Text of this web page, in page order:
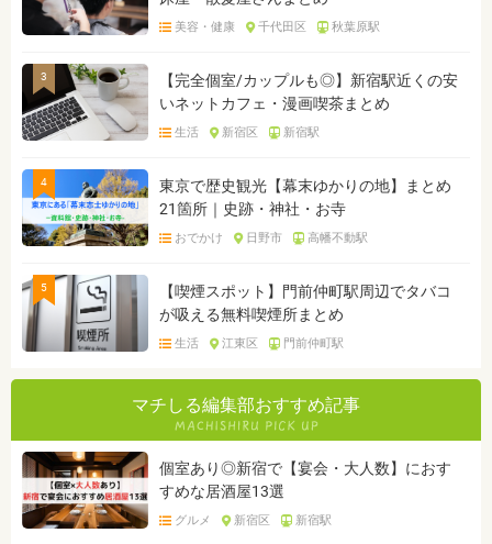
美容・健康 千代田区 秋葉原駅
3
【完全個室/カップルも◎】新宿駅近くの安
いネットカフェ・漫画喫茶まとめ
生活 新宿区 新宿駅
4
東京で歴史観光【幕末ゆかりの地】まとめ
21箇所｜史跡・神社・お寺
おでかけ 日野市 高幡不動駅
5
【喫煙スポット】門前仲町駅周辺でタバコ
が吸える無料喫煙所まとめ
生活 江東区 門前仲町駅
マチしる編集部おすすめ記事
個室あり◎新宿で【宴会・大人数】におす
すめな居酒屋13選
グルメ 新宿区 新宿駅